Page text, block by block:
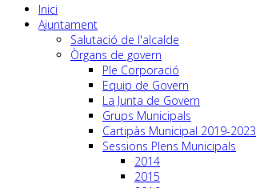
Inici
Ajuntament
Salutació de l'alcalde
Òrgans de govern
Ple Corporació
Equip de Govern
La Junta de Govern
Grups Municipals
Cartipàs Municipal 2019-2023
Sessions Plens Municipals
2014
2015